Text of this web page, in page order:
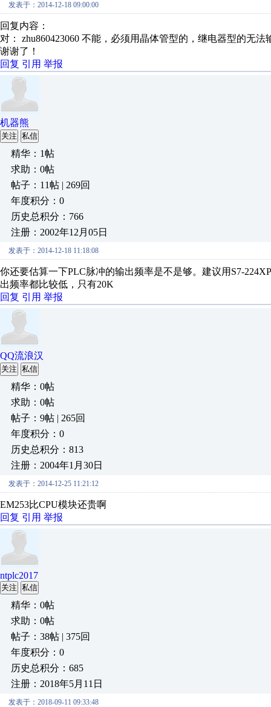
发表于：2014-12-18 09:00:00
回复内容：
对： zhu860423060 不能，必须用晶体管型的，继电器型的无法
谢谢了！
回复 引用 举报
机器熊
关注 私信
精华：1帖
求助：0帖
帖子：11帖 | 269回
年度积分：0
历史总积分：766
注册：2002年12月05日
发表于：2014-12-18 11:18:08
你还要估算一下PLC脉冲的输出频率是不是够。建议用S7-
出频率都比较低，只有20K
回复 引用 举报
QQ流浪汉
关注 私信
精华：0帖
求助：0帖
帖子：9帖 | 265回
年度积分：0
历史总积分：813
注册：2004年1月30日
发表于：2014-12-25 11:21:12
EM253比CPU模块还贵啊
回复 引用 举报
ntplc2017
关注 私信
精华：0帖
求助：0帖
帖子：38帖 | 375回
年度积分：0
历史总积分：685
注册：2018年5月11日
发表于：2018-09-11 09:33:48